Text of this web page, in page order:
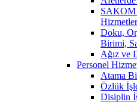
SAKOM
Doku,
Birimi,
Ağız ve
Personel
Atama
Özlük
Disiplin